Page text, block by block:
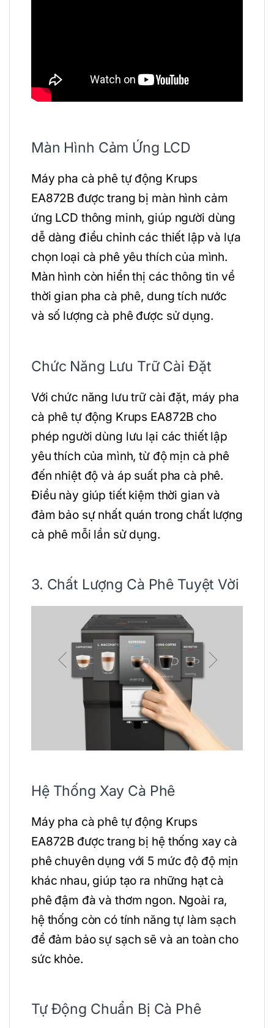
Màn Hình Cảm Ứng LCD
Máy pha cà phê tự động Krups
EA872B được trang bị màn hình cảm
ứng LCD thông minh, giúp người dùng
dễ dàng điều chỉnh các thiết lập và lựa
chọn loại cà phê yêu thích của mình.
Màn hình còn hiển thị các thông tin về
thời gian pha cà phê, dung tích nước
và số lượng cà phê được sử dụng.
Chức Năng Lưu Trữ Cài Đặt
Với chức năng lưu trữ cài đặt, máy pha
cà phê tự động Krups EA872B cho
phép người dùng lưu lại các thiết lập
yêu thích của mình, từ độ mịn cà phê
đến nhiệt độ và áp suất pha cà phê.
Điều này giúp tiết kiệm thời gian và
đảm bảo sự nhất quán trong chất lượng
cà phê mỗi lần sử dụng.
3. Chất Lượng Cà Phê Tuyệt Vời
Hệ Thống Xay Cà Phê
Máy pha cà phê tự động Krups
EA872B được trang bị hệ thống xay cà
phê chuyên dụng với 5 mức độ độ mịn
khác nhau, giúp tạo ra những hạt cà
phê đậm đà và thơm ngon. Ngoài ra,
hệ thống còn có tính năng tự làm sạch
để đảm bảo sự sạch sẽ và an toàn cho
sức khỏe.
Tự Động Chuẩn Bị Cà Phê